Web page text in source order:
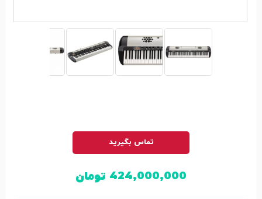
تماس بگیرید
424,000,000 تومان